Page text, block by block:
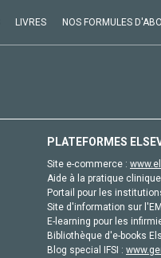
LIVRES NOS FORMULES
PLATEFORMES
Site e-commerce :
Aide à la pratique
Portail pour les
Site d'information sur
E-learning pour les
Bibliothèque d'e-books
Blog special IFSI :